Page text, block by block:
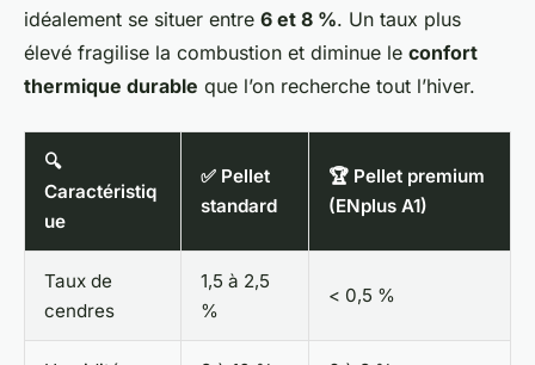
idéalement se situer entre 6 et 8 %. Un taux plus
élevé fragilise la combustion et diminue le confort
thermique durable que l’on recherche tout l’hiver.
🔍
Caractéristiq
ue
✅ Pellet
standard
🏆 Pellet premium
(ENplus A1)
Taux de
cendres
1,5 à 2,5
%
< 0,5 %